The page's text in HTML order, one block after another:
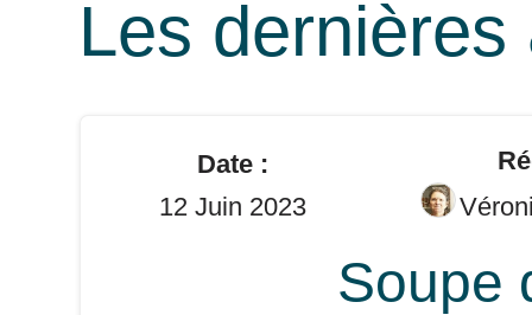
Les
Date :
12 Juin 2023
Soupe